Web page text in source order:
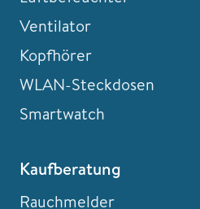
Ventilator
Kopfhörer
WLAN-Steckdosen
Smartwatch
Kaufberatung
Rauchmelder